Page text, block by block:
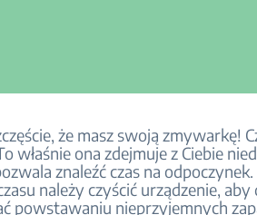
że masz swoją zmywarkę!
właśnie ona zdejmuje z Ciebie
znaleźć czas na
należy czyścić urządzenie, aby
powstawaniu nieprzyjemnych